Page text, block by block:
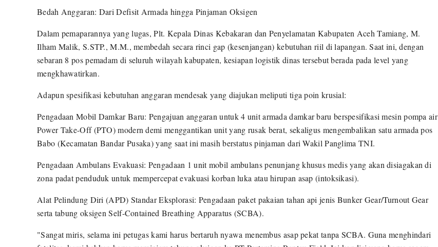
Bedah Anggaran: Dari Defisit Armada hingga Pinjaman Oksigen
Dalam pemaparannya yang lugas, Plt. Kepala Dinas Kebakaran dan Penyelamatan Kabupaten Aceh Tamiang, M.
Ilham Malik, S.STP., M.M., membedah secara rinci gap (kesenjangan) kebutuhan riil di lapangan. Saat ini, dengan
sebaran 8 pos pemadam di seluruh wilayah kabupaten, kesiapan logistik dinas tersebut berada pada level yang
mengkhawatirkan.
Adapun spesifikasi kebutuhan anggaran mendesak yang diajukan meliputi tiga poin krusial:
Pengadaan Mobil Damkar Baru: Pengajuan anggaran untuk 4 unit armada damkar baru berspesifikasi mesin pompa air
Power Take-Off (PTO) modern demi menggantikan unit yang rusak berat, sekaligus mengembalikan satu armada pos
Babo (Kecamatan Bandar Pusaka) yang saat ini masih berstatus pinjaman dari Wakil Panglima TNI.
Pengadaan Ambulans Evakuasi: Pengadaan 1 unit mobil ambulans penunjang khusus medis yang akan disiagakan di
zona padat penduduk untuk mempercepat evakuasi korban luka atau hirupan asap (intoksikasi).
Alat Pelindung Diri (APD) Standar Eksplorasi: Pengadaan paket pakaian tahan api jenis Bunker Gear/Turnout Gear
serta tabung oksigen Self-Contained Breathing Apparatus (SCBA).
"Sangat miris, selama ini petugas kami harus bertaruh nyawa menembus asap pekat tanpa SCBA. Guna menghindari